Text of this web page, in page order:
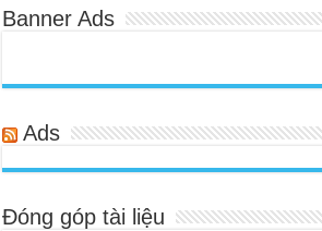
Banner Ads
Ads
Đóng góp tài liệu